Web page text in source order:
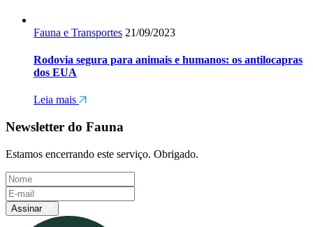
Fauna e Transportes 21/09/2023
Rodovia segura para animais e humanos: os antilocapras
dos EUA
Leia mais
Newsletter do Fauna
Estamos encerrando este serviço. Obrigado.
Assinar